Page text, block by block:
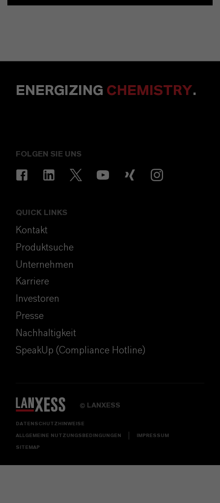
ENERGIZING CHEMISTRY.
FOLGEN SIE UNS
QUICK LINKS
Kontakt
Produktsuche
Unternehmen
Karriere
Investoren
Presse
Nachhaltigkeit
SpeakUp (Compliance Hotline)
© LANXESS
DATENSCHUTZHINWEISE
ALLGEMEINE NUTZUNGSBEDINGUNGEN IMPRESSUM
SITEMAP